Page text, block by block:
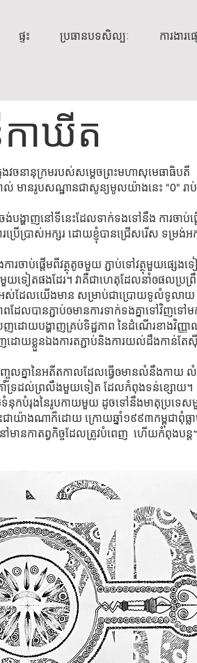
ផ្ទះ ប្រធានបទសិល្បៈ ការងារ
ាឃីត
វចនានុក្រមរបស់សម្តេចព្រះមហាសុមេធាធិបតី
មានរូបសណ្ឋានជាសូន្យមូលយ៉ាងនេះ "0" រ
ដែរ។
បង្ហាញនៅទីនេះដែលទាក់ទងទៅនឹង ការចាប់ផ្
រើប្រាស់អក្សរ ដោយខ្ញុំបានជ្រើសរើស ទម្រង់អ
ាប់ផ្តើមពីវត្ថុតូចមួយ ភ្ជាប់ទៅវត្ថុមួយផ្សេង
ៀតផងដែរ។ វាគឺជាហេតុដែលនាំឲផលប្រព្រឹ
អស់ដែលយើងមាន សម្រាប់ជាប្រោយទូលំទូលា
ែលបានភ្ជាប់ឲមានការទាក់ទងគ្នាទៅវិញទៅម
ដោយបង្ហាញគ្រប់ទិដ្ឋភាព នៃដំណើរខាងវិញ្
ោយខ្លួនឯងការតភ្ជាប់និងការយល់ដឹងកាន់តែ
ចូលគ្នានៃអតីតកាលដែលធ្វើឲមានលំនឹងកាយ
គាំទ្រដល់ព្រលឹងមួយទៀត ដែលកំពុងទន់ខ្សោយ។
ទំនុកបំរុងនៃរូបកាយមួយ ដូចទៅនឹងមាតុប្រទេ
យ៉ាងណាក៏ដោយ ក្រោយឆ្នាំ១៩៩៣កម្ពុជាពុំធ្ល
ៅមានកាតព្វកិច្ចដែលត្រូវបំពេញ ហើយកំពុងបន្ត